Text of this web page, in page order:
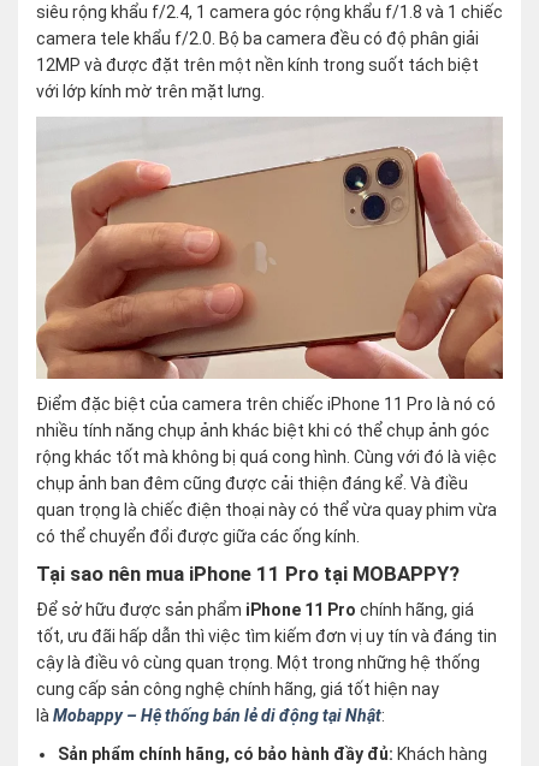
siêu rộng khẩu f/2.4, 1 camera góc rộng khẩu f/1.8 và 1 chiếc
camera tele khẩu f/2.0. Bộ ba camera đều có độ phân giải
12MP và được đặt trên một nền kính trong suốt tách biệt
với lớp kính mờ trên mặt lưng.
Điểm đặc biệt của camera trên chiếc iPhone 11 Pro là nó có
nhiều tính năng chụp ảnh khác biệt khi có thể chụp ảnh góc
rộng khác tốt mà không bị quá cong hình. Cùng với đó là việc
chụp ảnh ban đêm cũng được cải thiện đáng kể. Và điều
quan trọng là chiếc điện thoại này có thể vừa quay phim vừa
có thể chuyển đổi được giữa các ống kính.
Tại sao nên mua iPhone 11 Pro tại MOBAPPY?
Để sở hữu được sản phẩm iPhone 11 Pro chính hãng, giá
tốt, ưu đãi hấp dẫn thì việc tìm kiếm đơn vị uy tín và đáng tin
cậy là điều vô cùng quan trọng. Một trong những hệ thống
cung cấp sản công nghệ chính hãng, giá tốt hiện nay
là Mobappy – Hệ thống bán lẻ di động tại Nhật:
Sản phẩm chính hãng, có bảo hành đầy đủ: Khách hàng